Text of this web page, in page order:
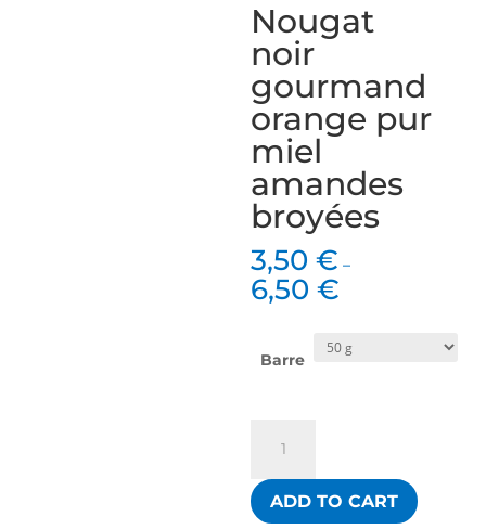
Nougat
noir
gourmand
orange pur
miel
amandes
broyées
3,50€ –
6,50€
Barre
gourmand
orange
ADD TO CART